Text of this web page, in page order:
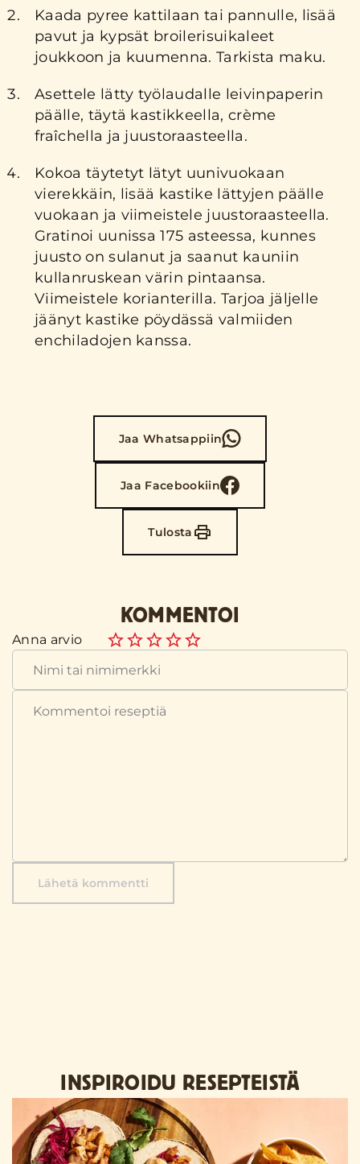
Kaada pyree kattilaan tai pannulle, lisää
pavut ja kypsät broilerisuikaleet
joukkoon ja kuumenna. Tarkista maku.
Asettele lätty työlaudalle leivinpaperin
päälle, täytä kastikkeella, crème
fraîchella ja juustoraasteella.
Kokoa täytetyt lätyt uunivuokaan
vierekkäin, lisää kastike lättyjen päälle
vuokaan ja viimeistele juustoraasteella.
Gratinoi uunissa 175 asteessa, kunnes
juusto on sulanut ja saanut kauniin
kullanruskean värin pintaansa.
Viimeistele korianterilla. Tarjoa jäljelle
jäänyt kastike pöydässä valmiiden
enchiladojen kanssa.
Jaa Whatsappiin
Jaa Facebookiin
Tulosta
KOMMENTOI
Anna arvio
Lähetä kommentti
INSPIROIDU RESEPTEISTÄ